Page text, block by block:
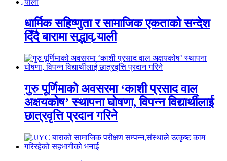
धार्मिक सहिष्णुता र सामाजिक एकताको सन्देश
दिँदै बारामा सद्भाव र्‍याली
गुरु पूर्णिमाको अवसरमा ‘काशी प्रसाद वाल
अक्षयकोष’ स्थापना घोषणा, विपन्न विद्यार्थीलाई
छात्रवृत्ति प्रदान गरिने